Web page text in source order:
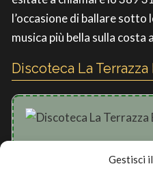
Gestisci
l’occasione di ballare sotto
musica più bella sulla costa
Discoteca La Terrazza